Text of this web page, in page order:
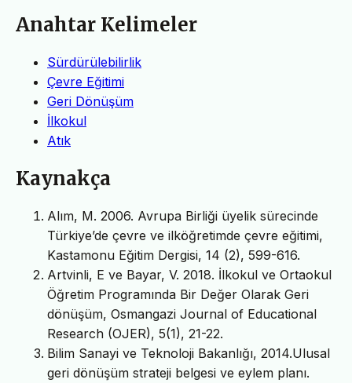
Anahtar Kelimeler
Sürdürülebilirlik
Çevre Eğitimi
Geri Dönüşüm
İlkokul
Atık
Kaynakça
Alım, M. 2006. Avrupa Birliği üyelik sürecinde
Türkiye’de çevre ve ilköğretimde çevre eğitimi,
Kastamonu Eğitim Dergisi, 14 (2), 599-616.
Artvinli, E ve Bayar, V. 2018. İlkokul ve Ortaokul
Öğretim Programında Bir Değer Olarak Geri
dönüşüm, Osmangazi Journal of Educational
Research (OJER), 5(1), 21-22.
Bilim Sanayi ve Teknoloji Bakanlığı, 2014.Ulusal
geri dönüşüm strateji belgesi ve eylem planı.